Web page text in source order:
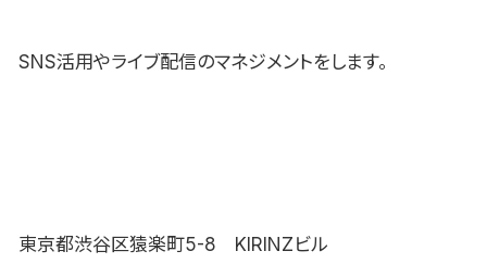
SNS活用やライブ配信のマネジメントをします。
東京都渋谷区猿楽町5-8 KIRINZビル